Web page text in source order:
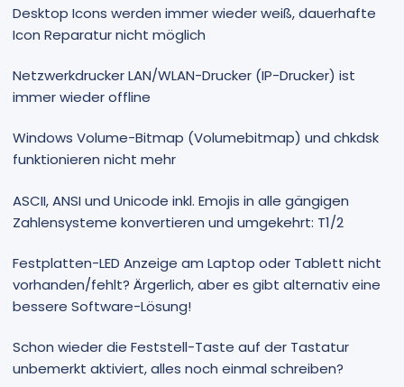
Desktop Icons werden immer wieder weiß, dauerhafte
Icon Reparatur nicht möglich
Netzwerkdrucker LAN/WLAN-Drucker (IP-Drucker) ist
immer wieder offline
Windows Volume-Bitmap (Volumebitmap) und chkdsk
funktionieren nicht mehr
ASCII, ANSI und Unicode inkl. Emojis in alle gängigen
Zahlensysteme konvertieren und umgekehrt: T1/2
Festplatten-LED Anzeige am Laptop oder Tablett nicht
vorhanden/fehlt? Ärgerlich, aber es gibt alternativ eine
bessere Software-Lösung!
Schon wieder die Feststell-Taste auf der Tastatur
unbemerkt aktiviert, alles noch einmal schreiben?